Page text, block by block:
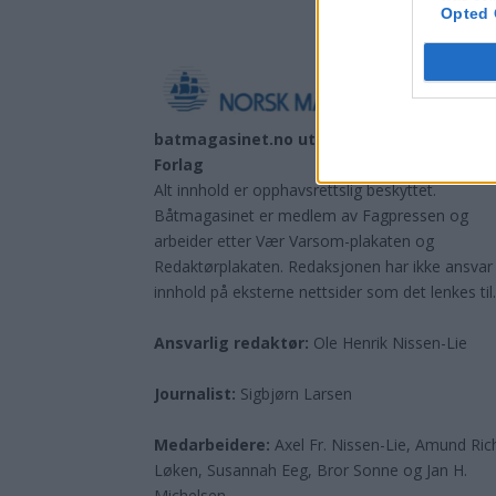
Opted
batmagasinet.no utgis av
Forlag
Alt innhold er opphavsrettslig beskyttet.
Båtmagasinet er medlem av Fagpressen og
arbeider etter Vær Varsom-plakaten og
Redaktørplakaten. Redaksjonen har ikke
innhold på eksterne nettsider som det lenkes til.
Ansvarlig redaktør: Ole Henrik Nissen-Lie
Journalist: Sigbjørn Larsen
Medarbeidere:Axel Fr. Nissen-Lie, Amund
Løken, Susannah Eeg, Bror Sonne og Jan H.